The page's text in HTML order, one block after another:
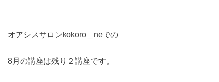
オアシスサロンkokoro＿neでの
8月の講座は残り２講座です。